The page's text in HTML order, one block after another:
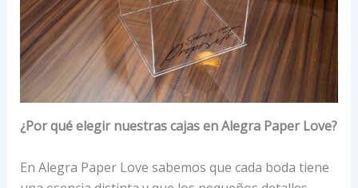
¿Por qué elegir nuestras cajas en Alegra Paper Love?
En Alegra Paper Love sabemos que cada boda tiene